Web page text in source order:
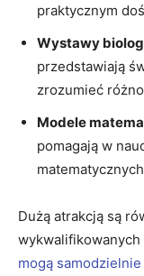
praktycznym
Wystawy
przedstawiają
zrozumieć
Modele
pomagają w
Dużą atrakcją są
wykwalifikowanych
mogą